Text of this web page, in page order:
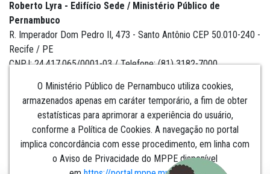
O Ministério Público de Pernambuco utiliza cookies,
armazenados apenas em caráter temporário, a fim de obter
estatísticas para aprimorar a experiência do usuário,
conforme a Política de Cookies. A navegação no portal
implica concordância com esse procedimento, em linha com
o Aviso de Privacidade do MPPE disponível
Roberto Lyra - Edifício Sede / Ministério Público de
Pernambuco
R. Imperador Dom Pedro II, 473 - Santo Antônio CEP 50.010-240 -
Recife / PE
CNPJ: 24.417.065/0001-03 / Telefone: (81) 3182-7000
Institucional
Comunicação